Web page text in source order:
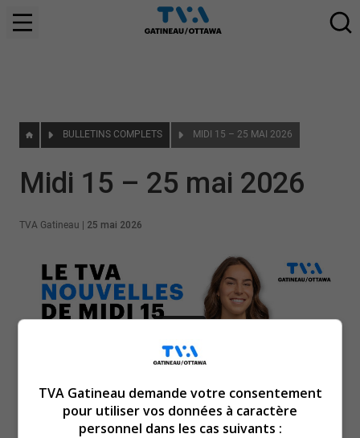
BULLETINS COMPLETS MIDI 15 – 25 MAI 2026
Midi 15 – 25 mai 2026
TVA Gatineau 25 mai 2026
TVA Gatineau demande votre consentement
pour utiliser vos données à caractère
personnel dans les cas suivants :